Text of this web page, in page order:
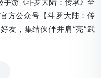
方公众号【斗罗大陆：传
友，集结伙伴并肩“亮”武